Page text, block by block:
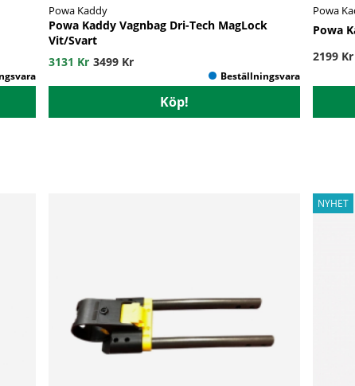
Powa Kaddy
Powa Kaddy Vagnbag Dri-Tech MagLock
Vit/Svart
3131 Kr 3499 Kr
Köp!
Powa
Powa
2199 Kr
NYHET